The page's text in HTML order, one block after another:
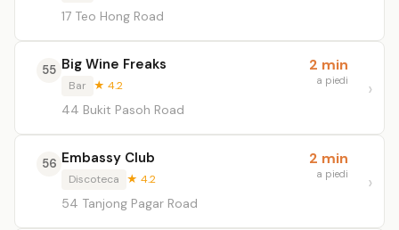
17 Teo Hong Road
55 Big Wine Freaks
Bar ★ 4.2
44 Bukit Pasoh Road
2 min
a piedi
56 Embassy Club
Discoteca ★ 4.2
54 Tanjong Pagar Road
2 min
a piedi